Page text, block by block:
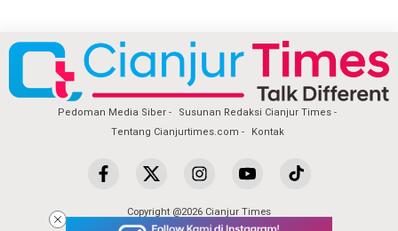
Pedoman Media Siber
Susunan Redaksi Cianjur Times
Tentang Cianjurtimes.com
Kontak
Copyright @2026 Cianjur Times